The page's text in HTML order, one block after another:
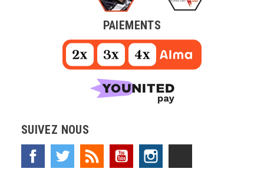
PAIEMENTS
SUIVEZ NOUS
Facebook Twitter Rss YouTube